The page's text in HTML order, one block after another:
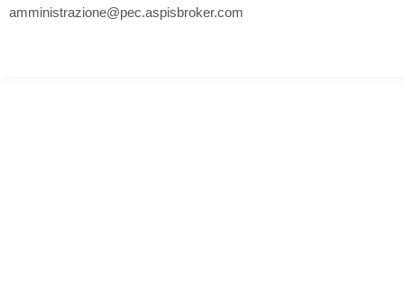
amministrazione@pec.aspisbroker.com